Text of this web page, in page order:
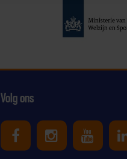
Volg ons
Uniek Sporten op
UniekUniek